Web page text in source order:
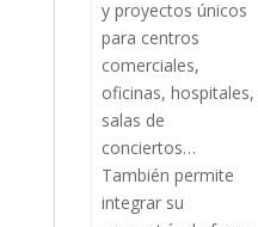
y proyectos únicos
para centros
comerciales,
oficinas, hospitales,
salas de
conciertos…
También permite
integrar su